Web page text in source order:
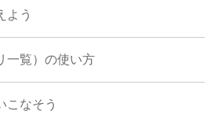
よう
一覧）の使い方
こなそう